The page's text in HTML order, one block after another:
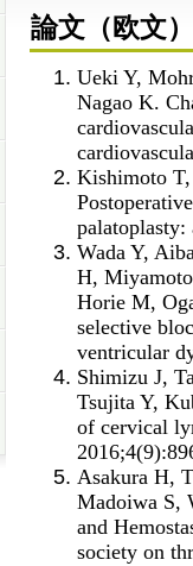
論文（欧文）
Ueki Y,
Nagao K.
Kishimoto
palatoplasty:
Wada Y,
H,
Horie M,
selective
ventricular
Shimizu J,
Tsujita Y,
of cervical
Asakura H,
Madoiwa S,
and
society on